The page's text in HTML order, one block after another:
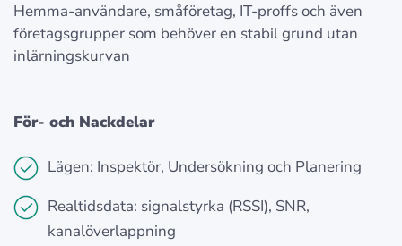
Hemma-användare, småföretag, IT-proffs och även
företagsgrupper som behöver en stabil grund utan
inlärningskurvan
För- och Nackdelar
Lägen: Inspektör, Undersökning och Planering
Realtidsdata: signalstyrka (RSSI), SNR,
kanalöverlappning